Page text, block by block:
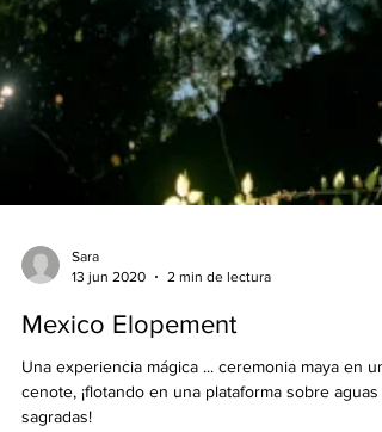
13 jun 2020
2 min de lectura
Mexico Elopement